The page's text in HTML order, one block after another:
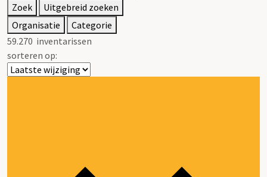
Zoek
Uitgebreid zoeken
Organisatie
Categorie
59.270 inventarissen
sorteren op: